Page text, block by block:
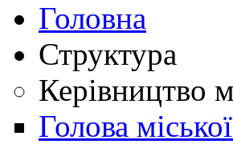
Головна
Структура
Керівництво
Голова